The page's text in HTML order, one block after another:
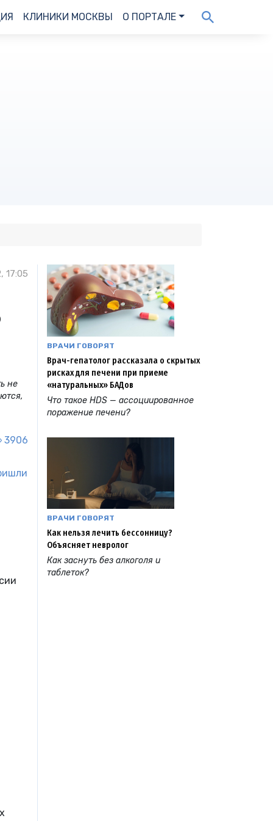
КЛИНИКИ МОСКВЫ О ПОРТАЛЕ
17:05
не
3906
ВРАЧИ ГОВОРЯТ
Врач-гепатолог рассказала о скрытых
рисках для печени при приеме
«натуральных» БАДов
Что такое HDS — ассоциированное
поражение печени?
ВРАЧИ ГОВОРЯТ
Как нельзя лечить бессонницу?
Объясняет невролог
Как заснуть без алкоголя и
таблеток?